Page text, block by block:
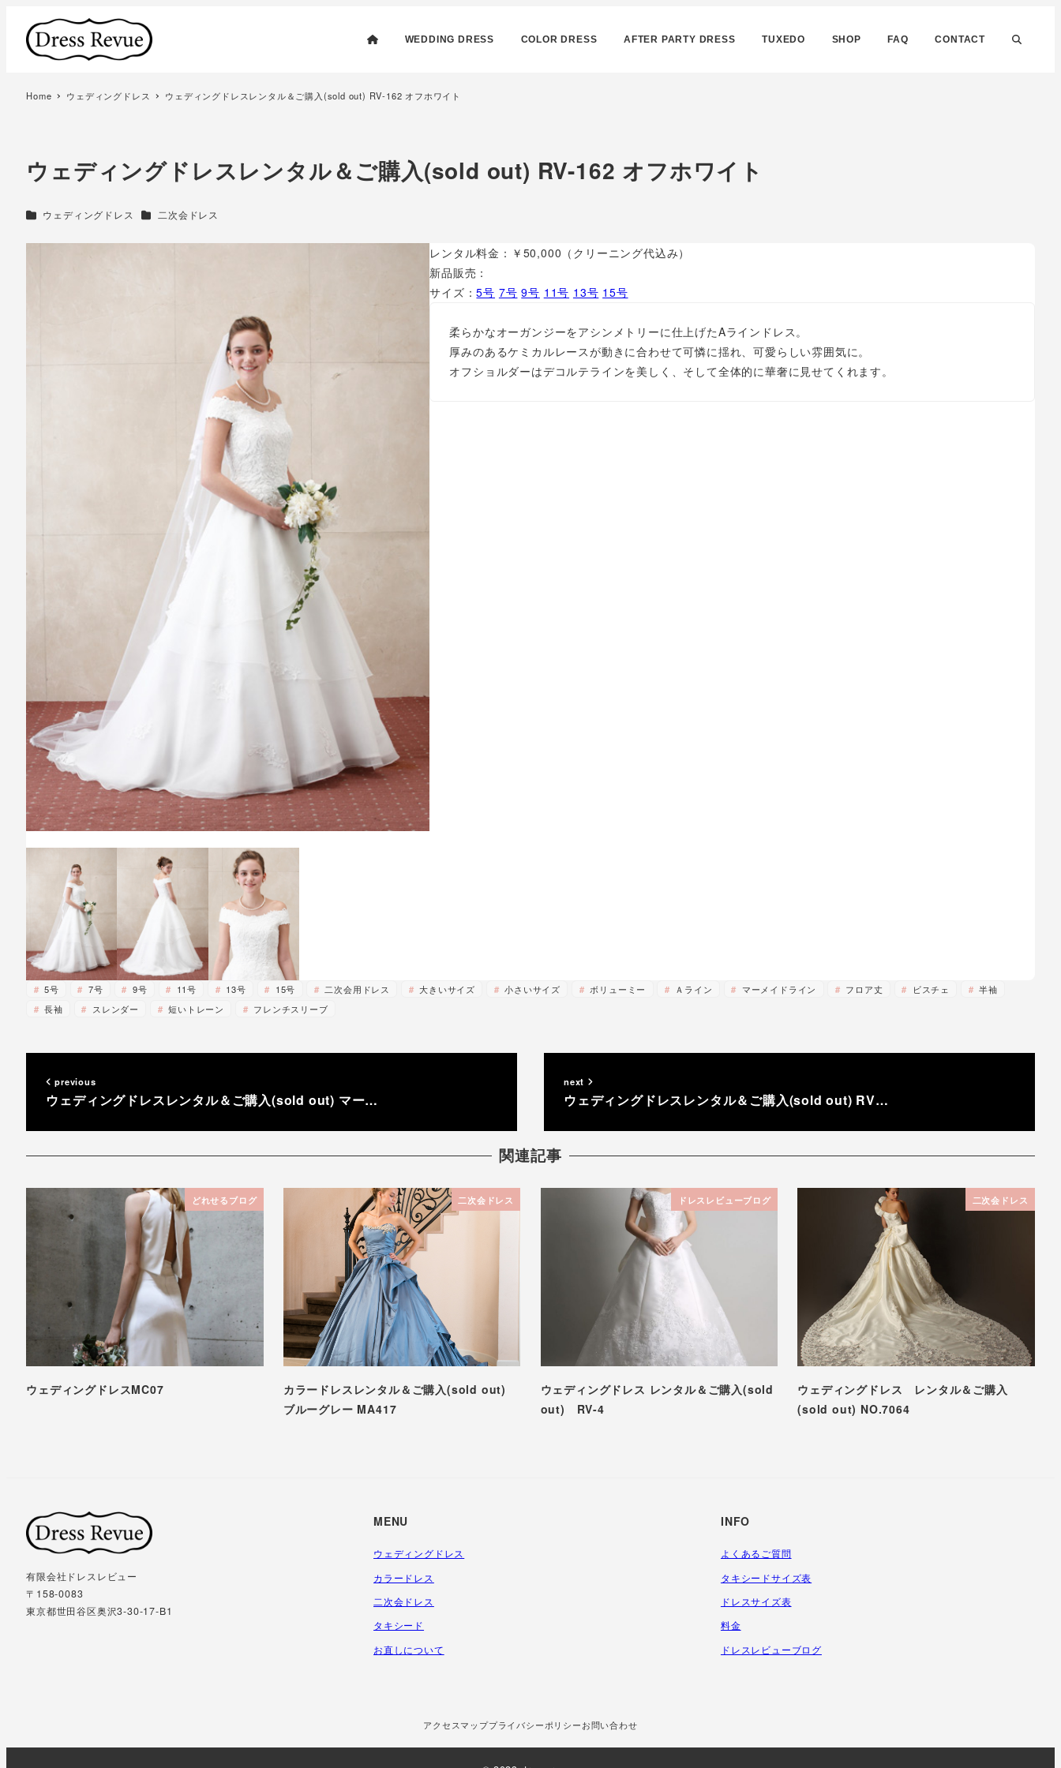
WEDDING DRESS COLOR DRESS AFTER PARTY DRESS TUXEDO SHOP FAQ CONTACT
Home ウェディングドレス ウェディングドレスレンタル＆ご購入(sold out) RV-162 オフホワイト
ウェディングドレスレンタル＆ご購入(sold out) RV-162 オフホワイト
カテゴリー
ウェディングドレス カテゴリー
二次会ドレス
レンタル料金：￥50,000（クリーニング代込み）
新品販売：
サイズ：5号 7号 9号 11号 13号 15号
柔らかなオーガンジーをアシンメトリーに仕上げたAラインドレス。
厚みのあるケミカルレースが動きに合わせて可憐に揺れ、可愛らしい雰囲気に。
オフショルダーはデコルテラインを美しく、そして全体的に華奢に見せてくれます。
5号 7号 9号 11号 13号 15号 二次会用ドレス 大きいサイズ 小さいサイズ ボリューミー Ａライン マーメイドライン フロア丈 ビスチェ
半袖
長袖
スレンダー 短いトレーン フレンチスリーブ
previous
ウェディングドレスレンタル＆ご購入(sold out) マー…
next
ウェディングドレスレンタル＆ご購入(sold out) RV…
関連記事
どれせるブログ
ウェディングドレスMC07
二次会ドレス
カラードレスレンタル＆ご購入(sold out)
ブルーグレー MA417
ドレスレビューブログ
ウェディングドレス レンタル＆ご購入(sold
out) RV-4
二次会ドレス
ウェディングドレス レンタル＆ご購入
(sold out) NO.7064
有限会社ドレスレビュー
〒158-0083
東京都世田谷区奥沢3-30-17-B1
MENU
ウェディングドレス
カラードレス
二次会ドレス
タキシード
お直しについて
INFO
よくあるご質問
タキシードサイズ表
ドレスサイズ表
料金
ドレスレビューブログ
アクセスマッププライバシーポリシーお問い合わせ